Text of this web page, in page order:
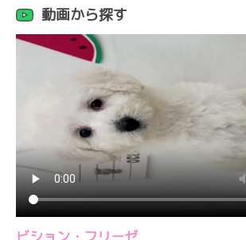
動画から探す